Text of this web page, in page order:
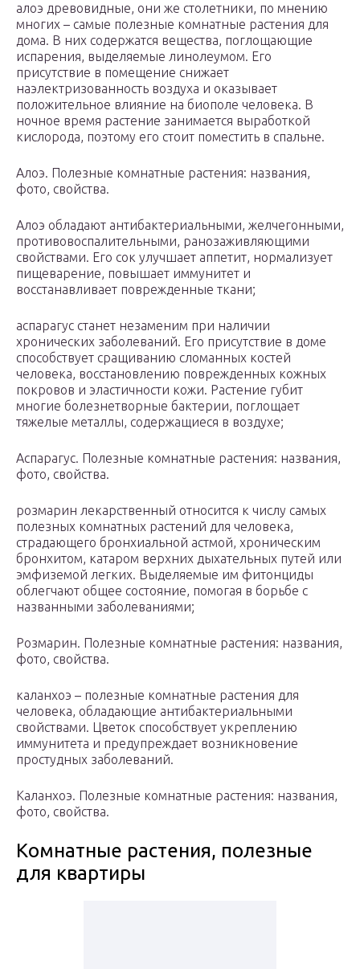
алоэ древовидные, они же столетники, по мнению
многих – самые полезные комнатные растения для
дома. В них содержатся вещества, поглощающие
испарения, выделяемые линолеумом. Его
присутствие в помещение снижает
наэлектризованность воздуха и оказывает
положительное влияние на биополе человека. В
ночное время растение занимается выработкой
кислорода, поэтому его стоит поместить в спальне.
Алоэ. Полезные комнатные растения: названия,
фото, свойства.
Алоэ обладают антибактериальными, желчегонными,
противовоспалительными, ранозаживляющими
свойствами. Его сок улучшает аппетит, нормализует
пищеварение, повышает иммунитет и
восстанавливает поврежденные ткани;
аспарагус станет незаменим при наличии
хронических заболеваний. Его присутствие в доме
способствует сращиванию сломанных костей
человека, восстановлению поврежденных кожных
покровов и эластичности кожи. Растение губит
многие болезнетворные бактерии, поглощает
тяжелые металлы, содержащиеся в воздухе;
Аспарагус. Полезные комнатные растения: названия,
фото, свойства.
розмарин лекарственный относится к числу самых
полезных комнатных растений для человека,
страдающего бронхиальной астмой, хроническим
бронхитом, катаром верхних дыхательных путей или
эмфиземой легких. Выделяемые им фитонциды
облегчают общее состояние, помогая в борьбе с
названными заболеваниями;
Розмарин. Полезные комнатные растения: названия,
фото, свойства.
каланхоэ – полезные комнатные растения для
человека, обладающие антибактериальными
свойствами. Цветок способствует укреплению
иммунитета и предупреждает возникновение
простудных заболеваний.
Каланхоэ. Полезные комнатные растения: названия,
фото, свойства.
Комнатные растения, полезные
для квартиры